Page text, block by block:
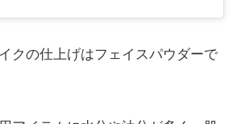
クの仕上げはフェイスパウダーで